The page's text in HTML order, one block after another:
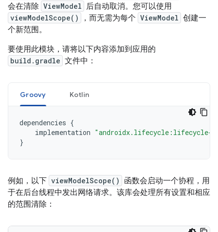
会在清除 ViewModel 后自动取消。您可以使用
viewModelScope() ，而无需为每个 ViewModel 创建一
个新范围。
要使用此模块，请将以下内容添加到应用的
build.gradle 文件中：
Groovy Kotlin
dependencies {
implementation "androidx.lifecycle:lifecycle-
}
例如，以下 viewModelScope()
函数会启动一个协程，用
于在后台线程中发出网络请求。该库会处理所有设置和相应
的范围清除：